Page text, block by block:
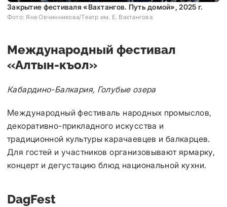
Закрытие фестиваля «Вахтангов. Путь домой», 2025 г.
Фото: Яна Овчинникова/Театр им. Е. Вахтангова
Международный фестивал
«Алтын-къол»
Кабардино-Балкария, Голубые озера
Международный фестиваль народных промыслов,
декоративно-прикладного искусства и
традиционной культуры карачаевцев и балкарцев.
Для гостей и участников организовывают ярмарку,
концерт и дегустацию блюд национальной кухни.
DagFest